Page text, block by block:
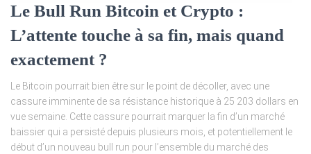
Le Bull Run Bitcoin et Crypto :
L’attente touche à sa fin, mais quand
exactement ?
Le Bitcoin pourrait bien être sur le point de décoller, avec une
cassure imminente de sa résistance historique à 25 203 dollars en
vue semaine. Cette cassure pourrait marquer la fin d’un marché
baissier qui a persisté depuis plusieurs mois, et potentiellement le
début d’un nouveau bull run pour l’ensemble du marché des